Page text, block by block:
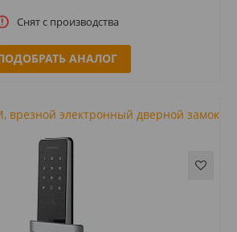
Снят с производства
АНАЛОГ
врезной электронный дверной замок